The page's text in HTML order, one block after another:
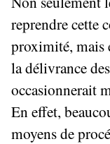
reprendre cette
proximité, mais
la délivrance
occasionnerait
En effet,
moyens de